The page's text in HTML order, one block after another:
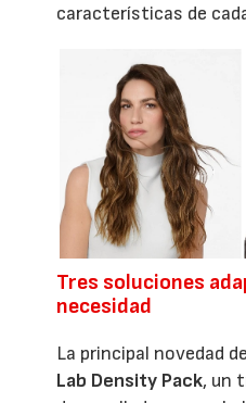
características de
Tres soluciones
necesidad
La principal novedad
Lab Density Pack, un